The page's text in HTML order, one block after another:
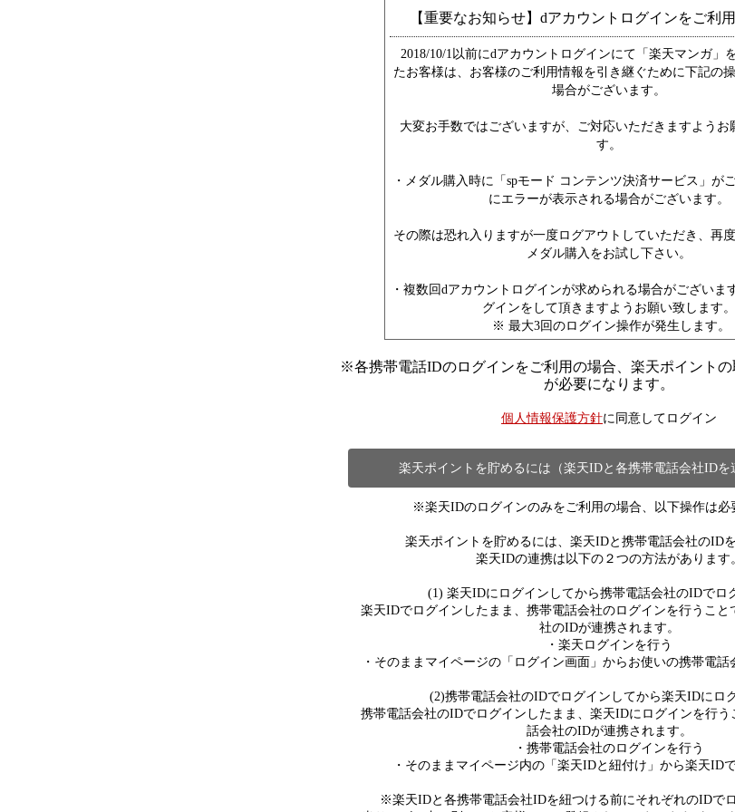
【重要なお知らせ】dアカウントログインをご利
2018/10/1以前にdアカウントログインにて「楽天マンガ」
たお客様は、お客様のご利用情報を引き継ぐために下記の
場合がございます。
大変お手数ではございますが、ご対応いただきますようお
す。
・メダル購入時に「spモード コンテンツ決済サービス」が
にエラーが表示される場合がございます。
その際は恐れ入りますが一度ログアウトしていただき、再度
メダル購入をお試し下さい。
・複数回dアカウントログインが求められる場合がございま
グインをして頂きますようお願い致します。
※ 最大3回のログイン操作が発生します。
※各携帯電話IDのログインをご利用の場合、楽天ポイント
が必要になります。
個人情報保護方針に同意してログイン
楽天ポイントを貯めるには（楽天IDと各携帯電話会社IDを
※楽天IDのログインのみをご利用の場合、以下操作は必
楽天ポイントを貯めるには、楽天IDと携帯電話会社のIDを
楽天IDの連携は以下の２つの方法があります。
(1) 楽天IDにログインしてから携帯電話会社のIDでロ
楽天IDでログインしたまま、携帯電話会社のログインを行うこ
社のIDが連携されます。
・楽天ログインを行う
・そのままマイページの「ログイン画面」からお使いの携帯電話
(2)携帯電話会社のIDでログインしてから楽天IDにロ
携帯電話会社のIDでログインしたまま、楽天IDにログインを行
話会社のIDが連携されます。
・携帯電話会社のログインを行う
・そのままマイページ内の「楽天IDと紐付け」から楽天ID
※楽天IDと各携帯電話会社IDを紐つける前にそれぞれのIDでロ